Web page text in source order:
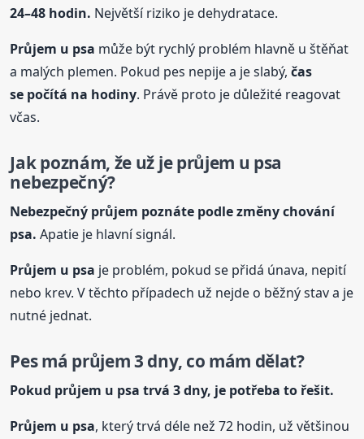
24–48 hodin. Největší riziko je dehydratace.
Průjem u psa může být rychlý problém hlavně u štěňat
a malých plemen. Pokud pes nepije a je slabý,čas
se počítá na hodiny. Právě proto je důležité reagovat
včas.
Jak poznám, že už je průjem u psa
nebezpečný?
Nebezpečný průjem poznáte podle změny chování
psa. Apatie je hlavní signál.
Průjem u psa je problém, pokud se přidá únava, nepití
nebo krev. V těchto případech už nejde o běžný stav a je
nutné jednat.
Pes má průjem 3 dny, co mám dělat?
Pokud průjem u psa trvá 3 dny, je potřeba to řešit.
Průjem u psa, který trvá déle než 72 hodin, už většinou